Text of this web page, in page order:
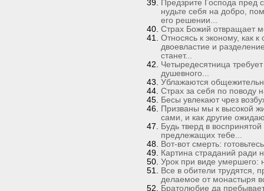
Предзрите Господа пред
нудьте себя на добро,
его решении...
Страх Божий отвращает
Относясь к эконому, как
двоевластие и
станет...
Четыредесятница
душевного...
Ублажаются
Страх за себя по поводу
Бесы увлекают чрез
Призваны мы к высокой
сами, и как другие
Будь тверд в
предлежащих тебе...
Вот-вот смерть:
Картина страданий ради
Урок при виде умершего:
Все в обители трудятся,
делаемое от монастыря
Братолюбие да